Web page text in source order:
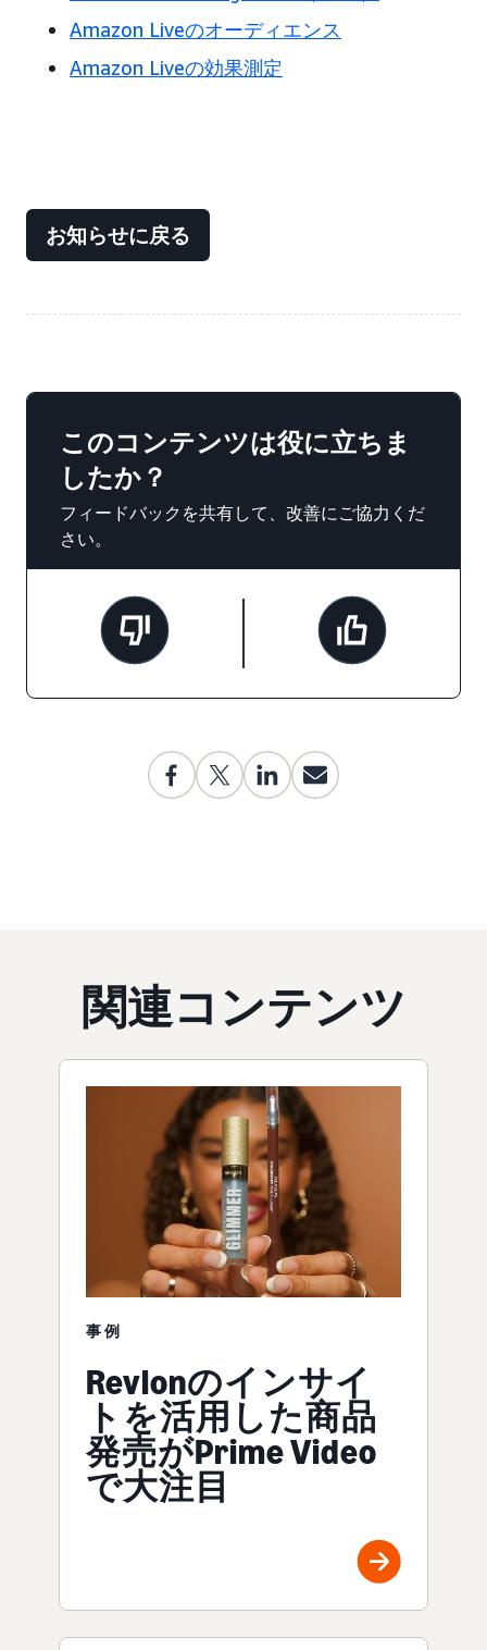
Amazon Liveのオーディエンス
Amazon Liveの効果測定
お知らせに戻る
このコンテンツは役に立ちま
したか？
フィードバックを共有して、改善にご協力くだ
さい。
関連コンテンツ
事例
Revlonのインサイ
トを活用した商品
発売がPrime Video
で大注目